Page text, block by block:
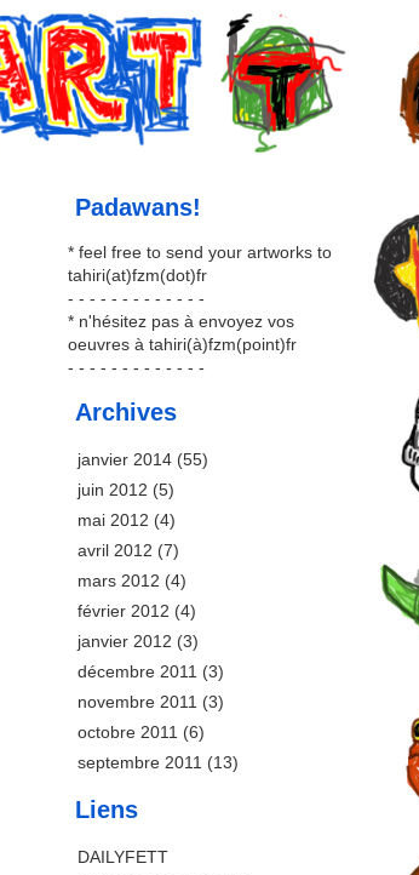
Padawans!
* feel free to send your artworks to
tahiri(at)fzm(dot)fr
- - - - - - - - - - - - -
* n'hésitez pas à envoyez vos
oeuvres à tahiri(à)fzm(point)fr
- - - - - - - - - - - - -
Archives
janvier 2014 (55)
juin 2012 (5)
mai 2012 (4)
avril 2012 (7)
mars 2012 (4)
février 2012 (4)
janvier 2012 (3)
décembre 2011 (3)
novembre 2011 (3)
octobre 2011 (6)
septembre 2011 (13)
Liens
DAILYFETT